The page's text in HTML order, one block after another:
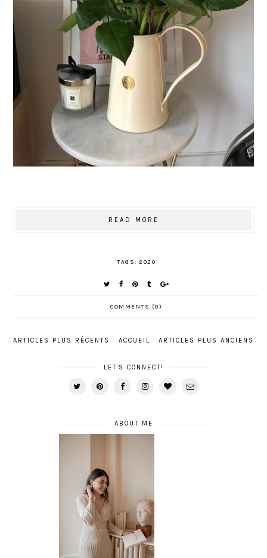
READ MORE
TAGS:2020
COMMENTS (0)
ARTICLES PLUS RÉCENTS ARTICLES PLUS ANCIENS
ACCUEIL
LET'S CONNECT!
ABOUT ME